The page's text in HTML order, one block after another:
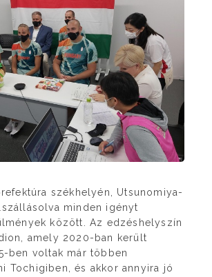
székhelyén, Utsunomiya-
minden igényt
között. Az edzéshelyszín
amely 2020-ban került
ben voltak már többen
Tochigiben, és akkor annyira jó